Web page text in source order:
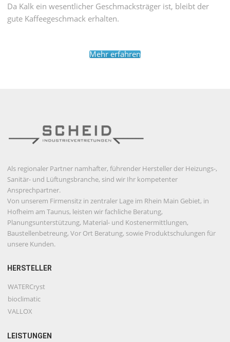
Da Kalk ein wesent­licher Geschmacks­träger ist, bleibt der
gute Kaffee­geschmack erhalten.
Mehr erfahren
Als regionaler Partner namhafter, führender Hersteller der Heizungs-,
Sanitär- und Lüftungsbranche, sind wir Ihr kompetenter
Ansprechpartner.
Von unserem Firmensitz in zentraler Lage im Rhein Main Gebiet, in
Hofheim am Taunus, leisten wir fachliche Beratung,
Planungsunterstützung, Material- und Kostenermittlungen,
Baustellenbetreung, Vor Ort Beratung, sowie Produktschulungen für
unsere Kunden.
HERSTELLER
WATERCryst
bioclimatic
VALLOX
LEISTUNGEN